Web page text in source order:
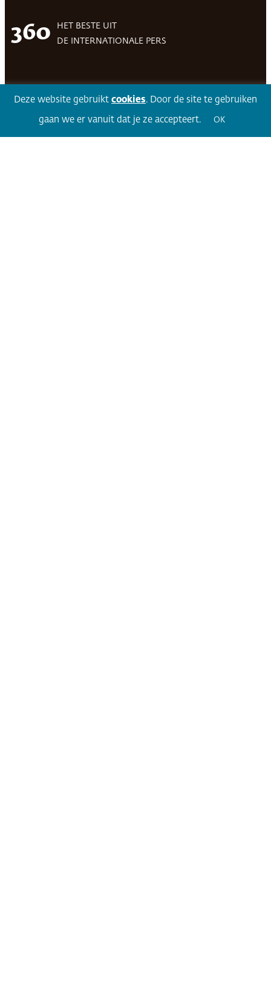
360
HET BESTE UIT
DE INTERNATIONALE PERS
Volg 360Facebook LinkedIn Twitter
Deze website gebruikt cookies. Door de site te gebruiken
gaan we er vanuit dat je ze accepteert. OK